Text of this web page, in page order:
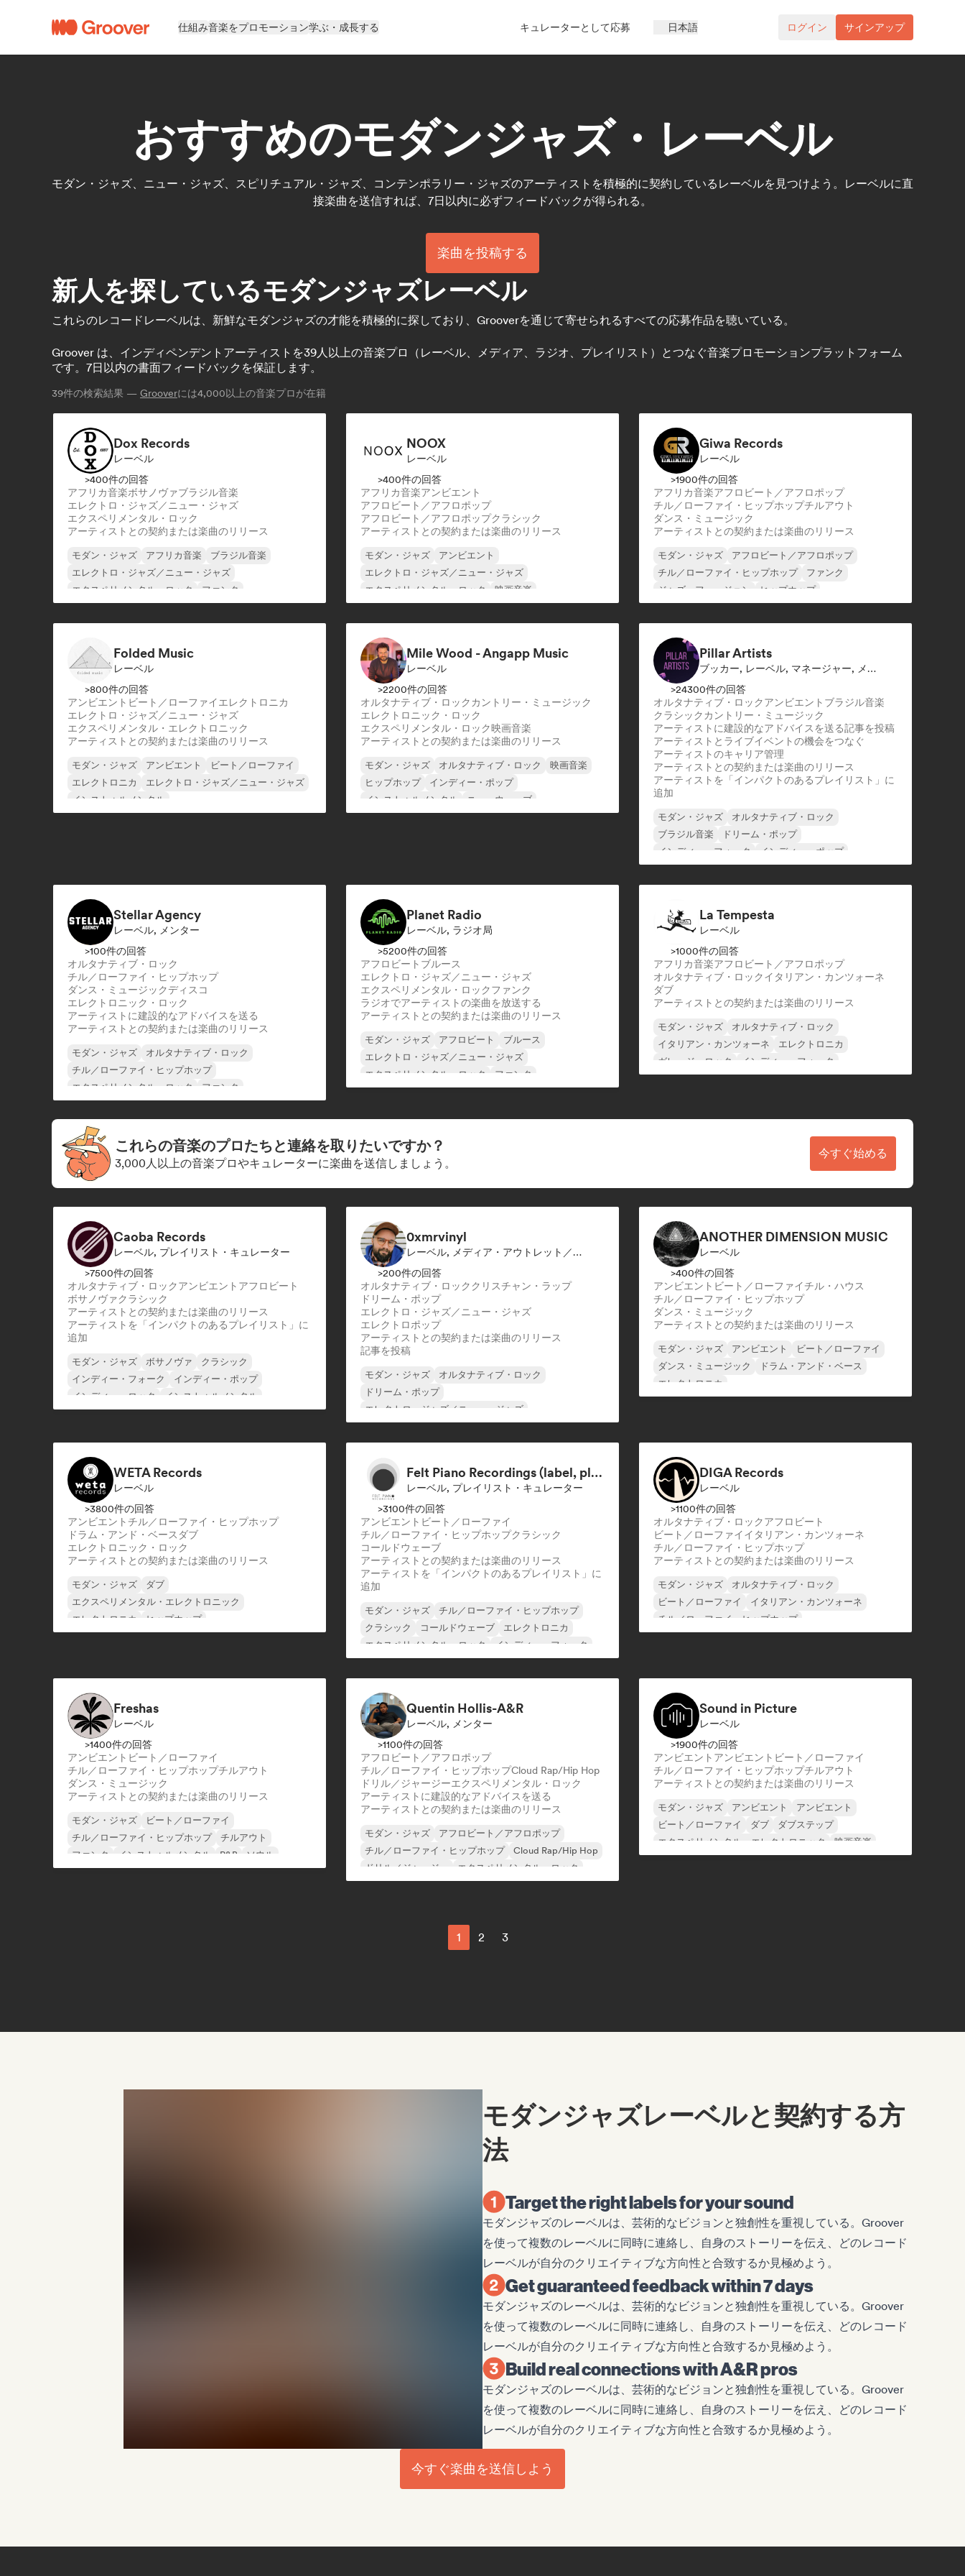
仕組み音楽をプロモーション学ぶ・成長する キュレーターとして応募 日本語 ログイン サインアップ
おすすめのモダンジャズ・レーベル
モダン・ジャズ、ニュー・ジャズ、スピリチュアル・ジャズ、コンテンポラリー・ジャズのアーティストを積極的に契約しているレーベルを見つけよう。レーベルに直
接楽曲を送信すれば、7日以内に必ずフィードバックが得られる。
楽曲を投稿する
新人を探しているモダンジャズレーベル
これらのレコードレーベルは、新鮮なモダンジャズの才能を積極的に探しており、Grooverを通じて寄せられるすべての応募作品を聴いている。
Groover は、インディペンデントアーティストを39人以上の音楽プロ（レーベル、メディア、ラジオ、プレイリスト）とつなぐ音楽プロモーションプラットフォーム
です。7日以内の書面フィードバックを保証します。
39件の検索結果 — Grooverには4,000以上の音楽プロが在籍
Dox Records
レーベル
>400件の回答
アフリカ音楽ボサノヴァブラジル音楽
エレクトロ・ジャズ／ニュー・ジャズ
エクスペリメンタル・ロック
アーティストとの契約または楽曲のリリース
モダン・ジャズ アフリカ音楽
ブラジル音楽
エレクトロ・ジャズ／ニュー・ジャズ
エクスペリメンタル・ロック
ファンク
インストゥルメンタル・ヒップホップ
NOOX
レーベル
>400件の回答
アフリカ音楽アンビエント
アフロビート／アフロポップ
アフロビート／アフロポップクラシック
アーティストとの契約または楽曲のリリース
モダン・ジャズ
アンビエント
エレクトロ・ジャズ／ニュー・ジャズ
エクスペリメンタル・ロック
映画音楽
インストゥルメンタル
Giwa Records
レーベル
>1900件の回答
アフリカ音楽アフロビート／アフロポップ
チル／ローファイ・ヒップホップチルアウト
ダンス・ミュージック
アーティストとの契約または楽曲のリリース
モダン・ジャズ
アフロビート／アフロポップ
チル／ローファイ・ヒップホップ
ファンク
ジャズ・フュージョン
ヒップホップ
Folded Music
レーベル
>800件の回答
アンビエント ビート／ローファイエレクトロニカ
エレクトロ・ジャズ／ニュー・ジャズ
エクスペリメンタル・エレクトロニック
アーティストとの契約または楽曲のリリース
モダン・ジャズ アンビエント
ビート／ローファイ
エレクトロニカ
エレクトロ・ジャズ／ニュー・ジャズ
インストゥルメンタル
Mile Wood - Angapp Music
レーベル
>2200件の回答
オルタナティブ・ロック カントリー・ミュージック
エレクトロニック・ロック
エクスペリメンタル・ロック映画音楽
アーティストとの契約または楽曲のリリース
モダン・ジャズ オルタナティブ・ロック
映画音楽
ヒップホップ
インディー・ポップ
インストゥルメンタル
ニューウェーブ
Pillar Artists
ブッカー, レーベル, マネージャー, メディア・アウトレット／ジャーナリスト, メンター, プレイリスト・キュレーター
>24300件の回答
オルタナティブ・ロックアンビエント ブラジル音楽
クラシック カントリー・ミュージック
アーティストに建設的なアドバイスを送る記事を投稿
アーティストとライブイベントの機会をつなぐ
アーティストのキャリア管理
アーティストとの契約または楽曲のリリース
アーティストを「インパクトのあるプレイリスト」に
追加
モダン・ジャズ
オルタナティブ・ロック
ブラジル音楽
ドリーム・ポップ
インディー・フォーク
インディー・ポップ
Stellar Agency
レーベル, メンター
>100件の回答
オルタナティブ・ロック
チル／ローファイ・ヒップホップ
ダンス・ミュージックディスコ
エレクトロニック・ロック
アーティストに建設的なアドバイスを送る
アーティストとの契約または楽曲のリリース
モダン・ジャズ
オルタナティブ・ロック
チル／ローファイ・ヒップホップ
エクスペリメンタル・ロック
ファンク
インディー・ポップ
Planet Radio
レーベル, ラジオ局
>5200件の回答
アフロビート ブルース
エレクトロ・ジャズ／ニュー・ジャズ
エクスペリメンタル・ロックファンク
ラジオでアーティストの楽曲を放送する
アーティストとの契約または楽曲のリリース
モダン・ジャズ アフロビート
ブルース
エレクトロ・ジャズ／ニュー・ジャズ
エクスペリメンタル・ロック
ファンク
La Tempesta
レーベル
>1000件の回答
アフリカ音楽アフロビート／アフロポップ
オルタナティブ・ロックイタリアン・カンツォーネ
ダブ
アーティストとの契約または楽曲のリリース
モダン・ジャズ
オルタナティブ・ロック
イタリアン・カンツォーネ
エレクトロニカ
ガレージ・ロック
インディー・フォーク
これらの音楽のプロたちと連絡を取りたいですか？
3,000人以上の音楽プロやキュレーターに楽曲を送信しましょう。
今すぐ始める
Caoba Records
レーベル, プレイリスト・キュレーター
>7500件の回答
オルタナティブ・ロックアンビエント アフロビート
ボサノヴァクラシック
アーティストとの契約または楽曲のリリース
アーティストを「インパクトのあるプレイリスト」に
追加
モダン・ジャズ ボサノヴァ
クラシック
インディー・フォーク
インディー・ポップ
インディー・ロック
インストゥルメンタル
0xmrvinyl
レーベル, メディア・アウトレット／ジャーナリスト
>200件の回答
オルタナティブ・ロッククリスチャン・ラップ
ドリーム・ポップ
エレクトロ・ジャズ／ニュー・ジャズ
エレクトロポップ
アーティストとの契約または楽曲のリリース
記事を投稿
モダン・ジャズ
オルタナティブ・ロック
ドリーム・ポップ
エレクトロ・ジャズ／ニュー・ジャズ
ジャズ・フュージョン
ANOTHER DIMENSION MUSIC
レーベル
>400件の回答
アンビエント ビート／ローファイチル・ハウス
チル／ローファイ・ヒップホップ
ダンス・ミュージック
アーティストとの契約または楽曲のリリース
モダン・ジャズ アンビエント
ビート／ローファイ
ダンス・ミュージック
ドラム・アンド・ベース
エレクトロニカ
WETA Records
レーベル
>3800件の回答
アンビエント チル／ローファイ・ヒップホップ
ドラム・アンド・ベース ダブ
エレクトロニック・ロック
アーティストとの契約または楽曲のリリース
モダン・ジャズ
ダブ
エクスペリメンタル・エレクトロニック
エレクトロニカ
ヒップホップ
Felt Piano Recordings (label, playlists)
レーベル, プレイリスト・キュレーター
>3100件の回答
アンビエント ビート／ローファイ
チル／ローファイ・ヒップホップクラシック
コールドウェーブ
アーティストとの契約または楽曲のリリース
アーティストを「インパクトのあるプレイリスト」に
追加
モダン・ジャズ
チル／ローファイ・ヒップホップ
クラシック
コールドウェーブ
エレクトロニカ
エクスペリメンタル・ロック
インディー・フォーク
DIGA Records
レーベル
>1100件の回答
オルタナティブ・ロックアフロビート
ビート／ローファイイタリアン・カンツォーネ
チル／ローファイ・ヒップホップ
アーティストとの契約または楽曲のリリース
モダン・ジャズ
オルタナティブ・ロック
ビート／ローファイ
イタリアン・カンツォーネ
チル／ローファイ・ヒップホップ
Freshas
レーベル
>1400件の回答
アンビエント ビート／ローファイ
チル／ローファイ・ヒップホップチルアウト
ダンス・ミュージック
アーティストとの契約または楽曲のリリース
モダン・ジャズ
ビート／ローファイ
チル／ローファイ・ヒップホップ
チルアウト
ファンク
インストゥルメンタル R&B ソウル
Quentin Hollis-A&R
レーベル, メンター
>1100件の回答
アフロビート／アフロポップ
チル／ローファイ・ヒップホップCloud Rap/Hip Hop
ドリル／ジャージーエクスペリメンタル・ロック
アーティストに建設的なアドバイスを送る
アーティストとの契約または楽曲のリリース
モダン・ジャズ
アフロビート／アフロポップ
チル／ローファイ・ヒップホップ
Cloud Rap/Hip Hop
ドリル／ジャージー
エクスペリメンタル・ロック
Sound in Picture
レーベル
>1900件の回答
アンビエント アンビエント ビート／ローファイ
チル／ローファイ・ヒップホップチルアウト
アーティストとの契約または楽曲のリリース
モダン・ジャズ アンビエント
アンビエント
ビート／ローファイ
ダブ
ダブステップ
エクスペリメンタル・エレクトロニック
映画音楽
1 2 3
モダンジャズレーベルと契約する方
法
Target the right labels for your sound
モダンジャズのレーベルは、芸術的なビジョンと独創性を重視している。Groover
を使って複数のレーベルに同時に連絡し、自身のストーリーを伝え、どのレコード
レーベルが自分のクリエイティブな方向性と合致するか見極めよう。
Get guaranteed feedback within 7 days
モダンジャズのレーベルは、芸術的なビジョンと独創性を重視している。Groover
を使って複数のレーベルに同時に連絡し、自身のストーリーを伝え、どのレコード
レーベルが自分のクリエイティブな方向性と合致するか見極めよう。
Build real connections with A&R pros
モダンジャズのレーベルは、芸術的なビジョンと独創性を重視している。Groover
を使って複数のレーベルに同時に連絡し、自身のストーリーを伝え、どのレコード
レーベルが自分のクリエイティブな方向性と合致するか見極めよう。
今すぐ楽曲を送信しよう